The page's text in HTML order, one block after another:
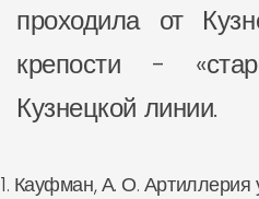
проходила от
крепости -
Кузнецкой линии.
1. Кауфман, А. О. Артиллерия